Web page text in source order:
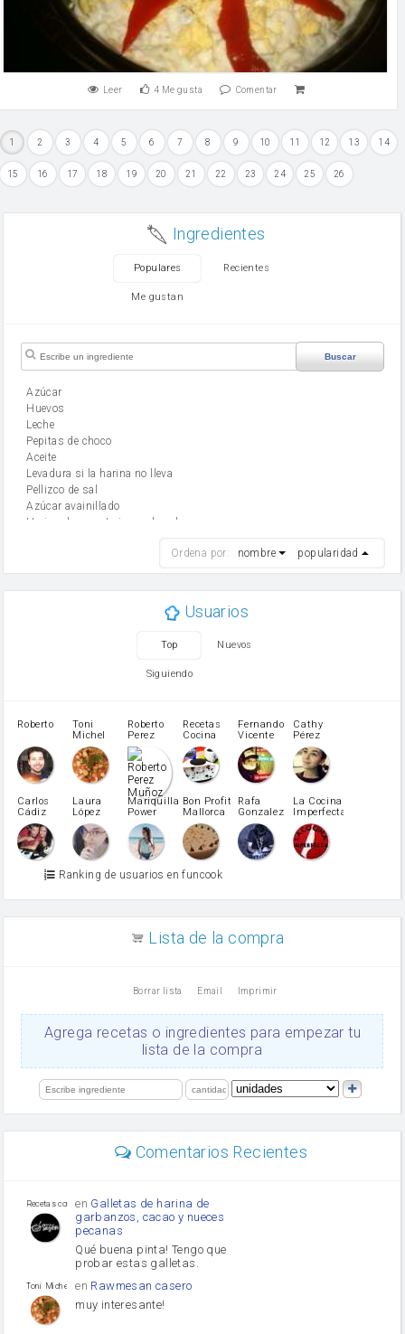
Leer 4 Me gusta Comentar
1 2 3 4 5 6 7 8 9 10 11 12 13 14
15 16 17 18 19 20 21 22 23 24 25 26
Ingredientes
Populares Recientes
Me gustan
Buscar
Azúcar
huevos
leche
Pepitas de choco
aceite
Levadura si la harina no lleva
Pellizco de sal
Azúcar avainillado
Harina de reposteria con levadura
mantequilla
Opcional: Ron o Whisky
patatas
pimiento rojo
Pimentón
pimiento verde
miel
vino blanco
Azúcar glass
Azúcar moreno
Zumo de limón
arroz
Ajos
Levadura
limón
Ordena por: nombre popularidad
Usuarios
Top Nuevos
Siguiendo
Roberto
Toni
Michel
Caubet
Roberto
Perez
Muñoz
Recetas
Cocina
Fernando
Vicente
Cathy
Pérez
Carlos
Cádiz
Laura
López
Martínez
Mariquilla
Power
Bon Profit
Mallorca
Rafa
Gonzalez
La Cocina
Imperfecta
Ranking de usuarios en funcook
Lista de la compra
Borrar lista Email Imprimir
Agrega recetas o ingredientes para empezar tu
lista de la compra
Comentarios Recientes
Recetas con sazon
en Galletas de harina de
garbanzos, cacao y nueces
pecanas
Qué buena pinta! Tengo que
probar estas galletas.
Toni Michel Caubet
en Rawmesan casero
muy interesante!